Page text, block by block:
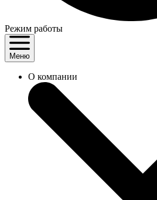
Режим работы
Меню
О компании